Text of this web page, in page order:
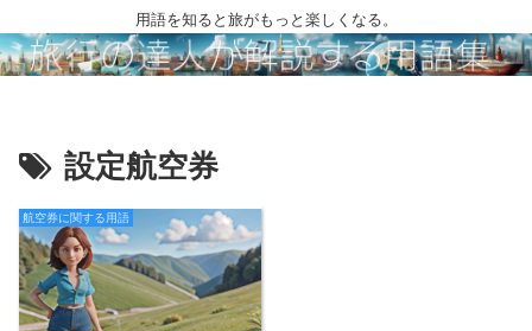
用語を知ると旅がもっと楽しくなる。
設定航空券
航空券に関する用語